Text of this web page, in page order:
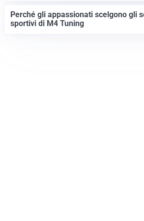
Perché gli appassionati scelgono gli
sportivi di M4 Tuning